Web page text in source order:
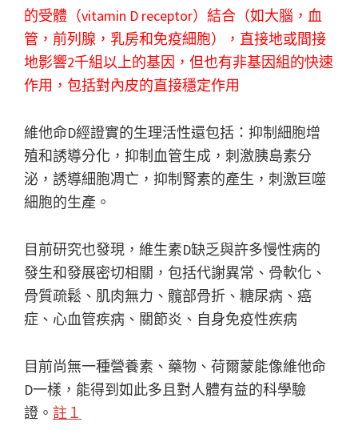
的受體（vitamin D receptor）結合（如大腦，血
管，前列腺，乳房和免疫細胞），直接地或間接
地影響2千組以上的基因，但也有非基因組的快速
作用，包括對內皮的直接穩定作用
維他命D經證實的生理活性還包括：抑制細胞增
殖和誘導分化，抑制血管生成，刺激胰島素分
泌，誘導細胞凋亡，抑制腎素的產生，刺激巨噬
細胞的生產。
目前研究也發現，維生素D缺乏與許多慢性病的
發生和發展密切相關，包括代謝異常、骨軟化、
骨質疏鬆、肌肉無力、髖部骨折、糖尿病、癌
症、心血管疾病、關節炎、自身免疫性疾病
目前尚無一種營養素、藥物、荷爾蒙能像維他命
D一樣，能得到如此多且對人體有益的科學驗
證。 註１